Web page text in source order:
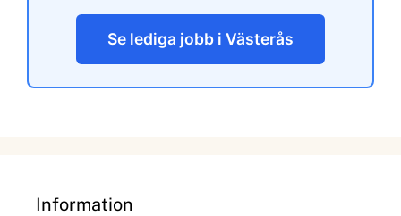
Se lediga jobb i Västerås
Information